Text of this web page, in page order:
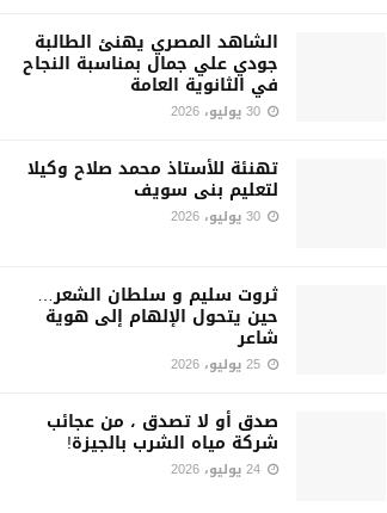
الشاهد المصري يهنئ الطالبة
جودي علي جمال بمناسبة النجاح
في الثانوية العامة
تهنئة للأستاذ محمد صلاح وكيلا
لتعليم بنى سويف
ثروت سليم و سلطان الشعر…
حين يتحول الإلهام إلى هوية
شاعر
صدق أو لا تصدق ، من عجائب
شركة مياه الشرب بالجيزة!